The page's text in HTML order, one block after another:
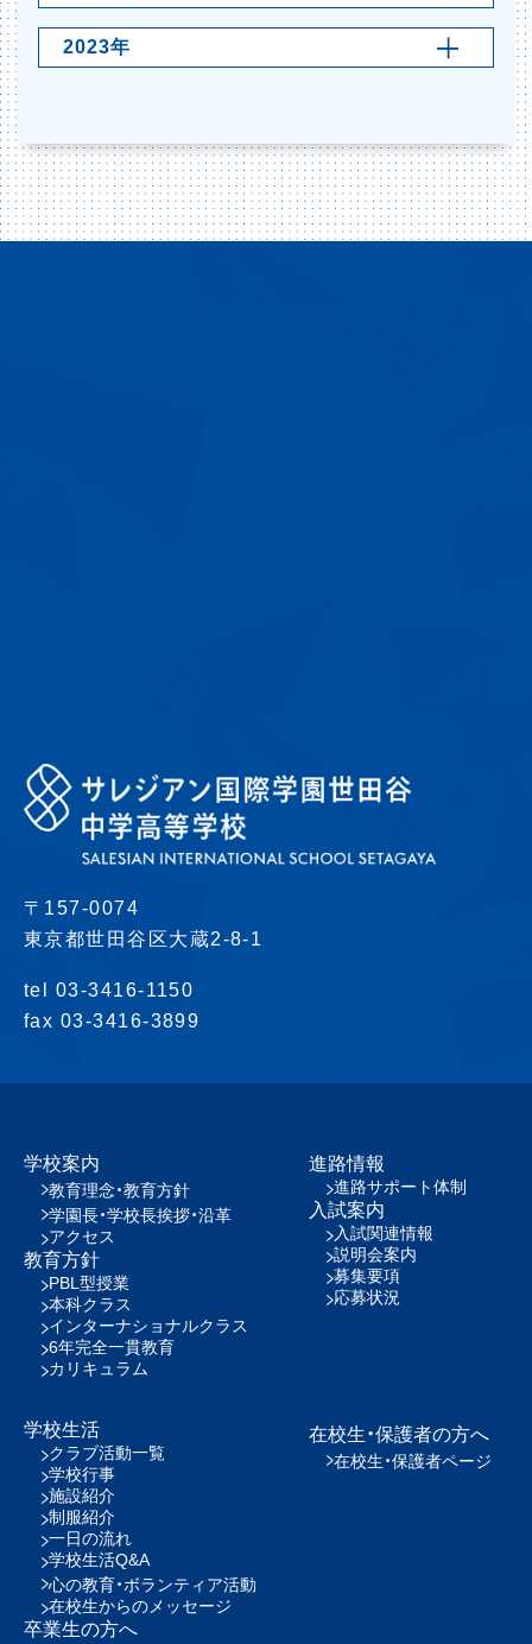
2023年
〒157-0074
東京都世田谷区大蔵2-8-1
tel 03-3416-1150
fax 03-3416-3899
学校案内
教育理念・教育方針
学園長・学校長挨拶・沿革
アクセス
教育方針
PBL型授業
本科クラス
インターナショナルクラス
6年完全一貫教育
カリキュラム
学校生活
クラブ活動一覧
学校行事
施設紹介
制服紹介
一日の流れ
学校生活Q&A
心の教育・ボランティア活動
在校生からのメッセージ
進路情報
進路サポート体制
入試案内
入試関連情報
説明会案内
募集要項
応募状況
在校生・保護者の方へ
在校生・保護者ページ
卒業生の方へ